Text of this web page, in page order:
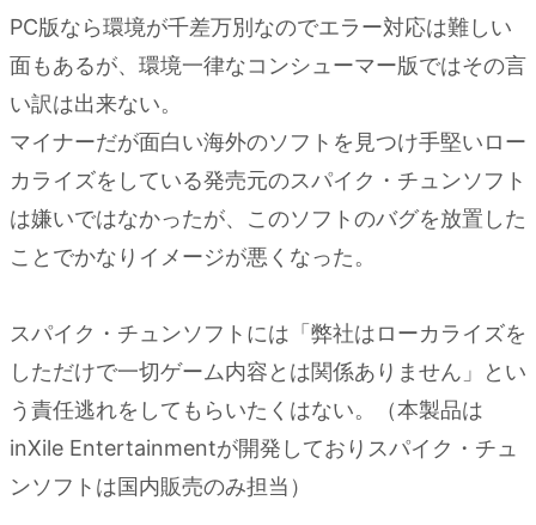
PC版なら環境が千差万別なのでエラー対応は難しい
面もあるが、環境一律なコンシューマー版ではその言
い訳は出来ない。
マイナーだが面白い海外のソフトを見つけ手堅いロー
カライズをしている発売元のスパイク・チュンソフト
は嫌いではなかったが、このソフトのバグを放置した
ことでかなりイメージが悪くなった。
スパイク・チュンソフトには「弊社はローカライズを
しただけで一切ゲーム内容とは関係ありません」とい
う責任逃れをしてもらいたくはない。（本製品は
inXile Entertainmentが開発しておりスパイク・チュ
ンソフトは国内販売のみ担当）